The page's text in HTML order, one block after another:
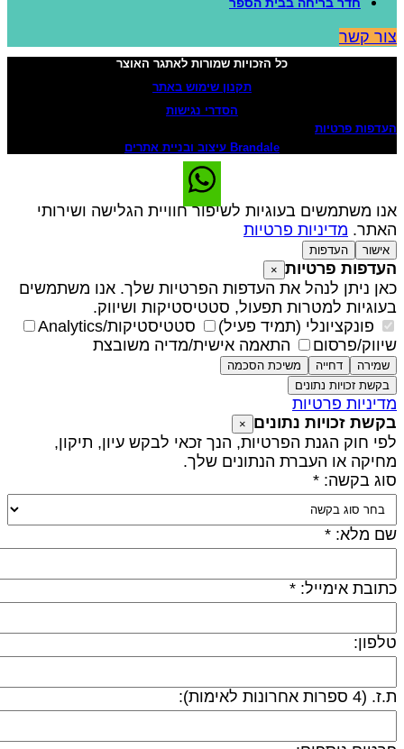
חדר בריחה בבית הספר
קשר
כל הזכויות שמורות לאתגר האוצר
תקנון שימוש באתר
הסדרי נגישות
פרטיות
Brandale עיצוב ובניית אתרים
משתמשים בעוגיות לשיפור חוויית הגלישה ושירותי
מדיניות פרטיות
אישור העדפות
פרטיות ×
ניתן לנהל את העדפות הפרטיות שלך. אנו משתמשים
למטרות תפעול, סטטיסטיקות ושיווק.
פונקציונלי (תמיד פעיל)
סטטיסטיקות/Analytics
פרסום
התאמה אישית/מדיה משובצת
שמירה דחייה
משיכת הסכמה
בקשת זכויות נתונים
פרטיות
זכויות נתונים
חוק הגנת הפרטיות, הנך זכאי לבקש עיון, תיקון,
או העברת הנתונים שלך.
בקשה: *
מלא: *
אימייל: *
ספרות אחרונות לאימות):